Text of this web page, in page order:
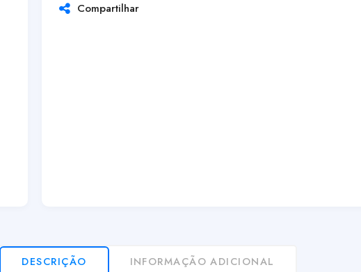
Compartilhar
DESCRIÇÃO INFORMAÇÃO ADICIONAL